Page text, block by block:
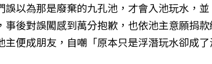
以為那是廢棄的九孔池，才會入池玩水，並
事後對誤闖感到萬分抱歉，也依池主意願捐
便成朋友，自嘲「原本只是浮潛玩水卻成